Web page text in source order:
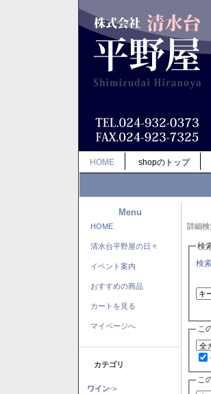
HOME shopのトップ
Menu
HOME
清水台平野屋の日々
イベント案内
おすすめの商品
カートを見る
マイページへ
カテゴリ
ワイン->
詳細検
検
検
こ
こ